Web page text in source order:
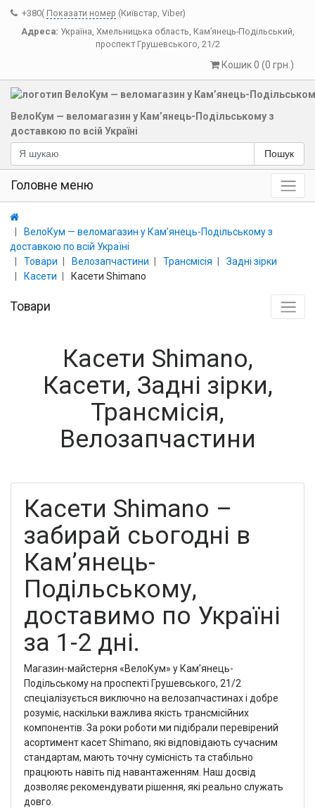
+380( Показати номер (Київстар, Viber)
Адреса: Україна, Хмельницька область, Кам’янець-Подільський,
проспект Грушевського, 21/2
Кошик 0 (0 грн.)
ВелоКум — веломагазин у Кам’янець-Подільському з
доставкою по всій Україні
Пошук
Головне меню
ВелоКум — веломагазин у Кам’янець-Подільському з
доставкою по всій Україні
Товари
Велозапчастини Трансмісія
Задні зірки
Касети
Касети Shimano
Товари
Касети Shimano,
Касети, Задні зірки,
Трансмісія,
Велозапчастини
Касети Shimano –
забирай сьогодні в
Кам’янець-
Подільському,
доставимо по Україні
за 1-2 дні.
Магазин-майстерня «ВелоКум» у Кам’янець-
Подільському на проспекті Грушевського, 21/2
спеціалізується виключно на велозапчастинах і добре
розуміє, наскільки важлива якість трансмісійних
компонентів. За роки роботи ми підібрали перевірений
асортимент касет Shimano, які відповідають сучасним
стандартам, мають точну сумісність та стабільно
працюють навіть під навантаженням. Наш досвід
дозволяє рекомендувати рішення, які реально служать
довго.